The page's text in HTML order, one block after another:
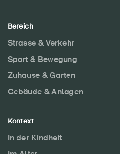
Bereich
Strasse & Verkehr
Sport & Bewegung
Zuhause & Garten
Gebäude & Anlagen
Kontext
In der Kindheit